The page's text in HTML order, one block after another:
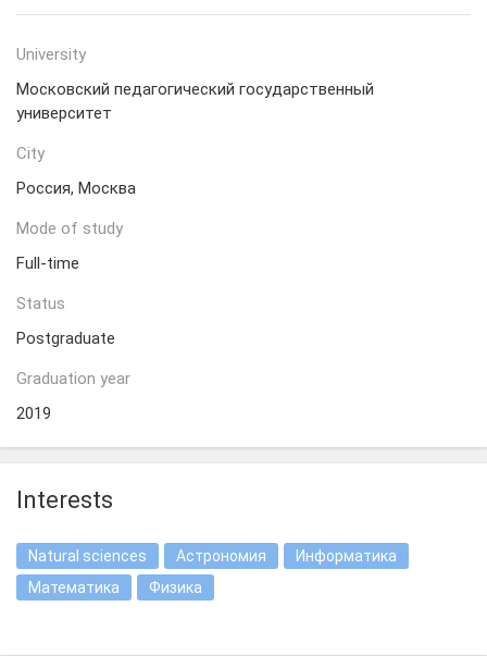
University
Московский педагогический государственный
университет
City
Россия, Москва
Mode of study
Full-time
Status
Postgraduate
Graduation year
2019
Interests
Natural sciences Астрономия
Информатика
Математика
Физика